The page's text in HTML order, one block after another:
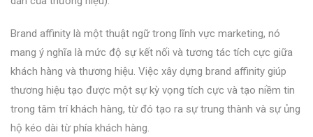
Brand affinity là một thuật ngữ trong lĩnh vực marketing, nó
mang ý nghĩa là mức độ sự kết nối và tương tác tích cực giữa
khách hàng và thương hiệu. Việc xây dựng brand affinity giúp
thương hiệu tạo được một sự kỳ vọng tích cực và tạo niềm tin
trong tâm trí khách hàng, từ đó tạo ra sự trung thành và sự ủng
hộ kéo dài từ phía khách hàng.